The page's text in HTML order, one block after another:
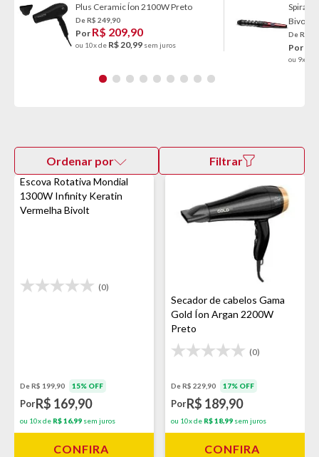
Plus Ceramic Íon 2100W Preto
De R$ 249,90
Por R$ 209,90
ou 10x de R$ 20,99sem juros
Spiral
Bivolt
De R$
Por
ou 9x de
Ordenar por Filtrar
Escova Rotativa Mondial
1300W Infinity Keratin
Vermelha Bivolt
(0)
De R$ 199,90 15% OFF
PorR$ 169,90
ou 10x de R$ 16,99 sem juros
CONFIRA
Secador de cabelos Gama
Gold Íon Argan 2200W
Preto
(0)
De R$ 229,90 17% OFF
PorR$ 189,90
ou 10x de R$ 18,99 sem juros
CONFIRA